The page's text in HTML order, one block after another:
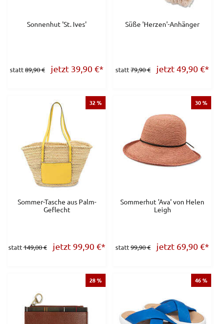
Sonnenhut 'St. Ives'
statt89,90 € jetzt 39,90€*
Süße 'Herzen'-Anhänger
statt79,90 € jetzt 49,90€*
32 %
Sommer-Tasche aus Palm-
Geflecht
statt149,00 € jetzt 99,90€*
30 %
Sommerhut 'Ava' von Helen
Leigh
statt99,90 € jetzt 69,90€*
28 % 46 %